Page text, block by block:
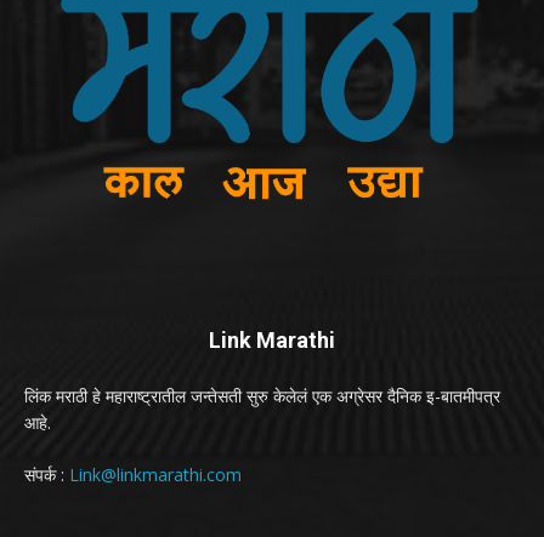
Link Marathi
लिंक मराठी हे महाराष्ट्रातील जन्तेसती सुरु केलेलं एक अग्रेसर दैनिक इ-बातमीपत्र
आहे.
संपर्क : Link@linkmarathi.com